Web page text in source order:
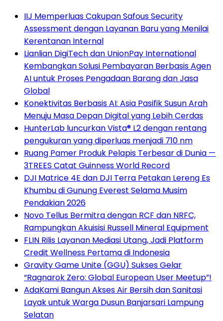
IIJ Memperluas Cakupan Safous Security
Assessment dengan Layanan Baru yang Menilai
Kerentanan Internal
Lianlian DigiTech dan UnionPay International
Kembangkan Solusi Pembayaran Berbasis Agen
AI untuk Proses Pengadaan Barang dan Jasa
Global
Konektivitas Berbasis AI: Asia Pasifik Susun Arah
Menuju Masa Depan Digital yang Lebih Cerdas
HunterLab luncurkan Vista® L2 dengan rentang
pengukuran yang diperluas menjadi 710 nm
Ruang Pamer Produk Pelapis Terbesar di Dunia —
3TREES Catat Guinness World Record
DJI Matrice 4E dan DJI Terra Petakan Lereng Es
Khumbu di Gunung Everest Selama Musim
Pendakian 2026
Novo Tellus Bermitra dengan RCF dan NRFC,
Rampungkan Akuisisi Russell Mineral Equipment
FLIN Rilis Layanan Mediasi Utang, Jadi Platform
Credit Wellness Pertama di Indonesia
Gravity Game Unite (GGU) Sukses Gelar
“Ragnarok Zero: Global European User Meetup”!
AdaKami Bangun Akses Air Bersih dan Sanitasi
Layak untuk Warga Dusun Banjarsari Lampung
Selatan